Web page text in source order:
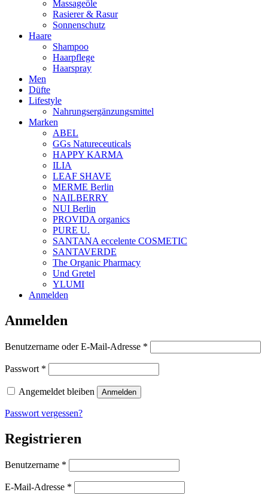
Massageöle
Rasierer & Rasur
Sonnenschutz
Haare
Shampoo
Haarpflege
Haarspray
Men
Düfte
Lifestyle
Nahrungsergänzungsmittel
Marken
ABEL
GGs Natureceuticals
HAPPY KARMA
ILIA
LEAF SHAVE
MERME Berlin
NAILBERRY
NUI Berlin
PROVIDA organics
PURE U.
SANTANA eccelente COSMETIC
SANTAVERDE
The Organic Pharmacy
Und Gretel
YLUMI
Anmelden
Anmelden
Benutzername oder E-Mail-Adresse *
Passwort *
Angemeldet bleiben Anmelden
Passwort vergessen?
Registrieren
Benutzername *
E-Mail-Adresse *